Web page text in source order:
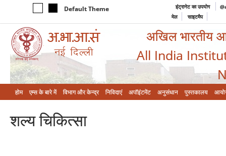
Default Theme इंट्रानेट का उपयोग
मेल
साइटमैप
अखिल भारतीय
All India
होम एम्‍स के बारे में विभाग और केन्‍द्र निविदाएं अपॉइंटमेंट अनुसंधान पुस्तकालय
शल्‍य चिकित्‍सा